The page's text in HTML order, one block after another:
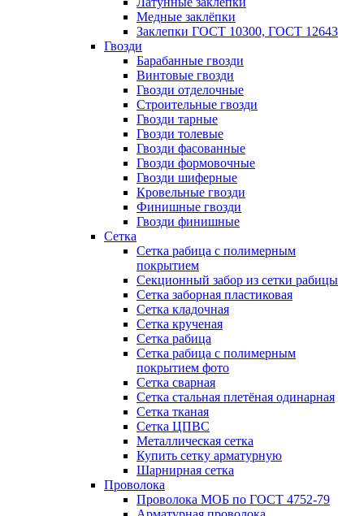
Медные заклёпки
Заклепки ГОСТ 10300, ГОСТ 12643
Гвозди
Барабанные гвозди
Винтовые гвозди
Гвозди отделочные
Строительные гвозди
Гвозди тарные
Гвозди толевые
Гвозди фасованные
Гвозди формовочные
Гвозди шиферные
Кровельные гвозди
Финишные гвозди
Гвозди финишные
Сетка
Сетка рабица с полимерным
покрытием
Секционный забор из сетки рабицы
Сетка заборная пластиковая
Сетка кладочная
Сетка крученая
Сетка рабица
Сетка рабица с полимерным
покрытием фото
Сетка сварная
Сетка стальная плетёная одинарная
Сетка тканая
Сетка ЦПВС
Металлическая сетка
Купить сетку арматурную
Шарнирная сетка
Проволока
Проволока МОБ по ГОСТ 4752-79